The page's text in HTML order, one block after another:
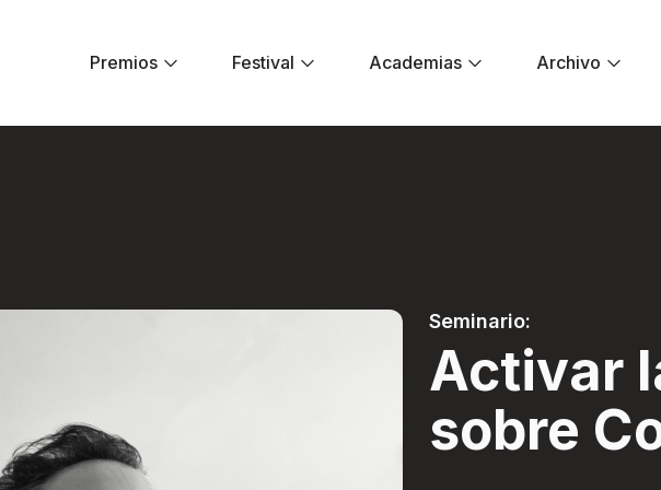
Premios
Festival Academias Archivo
Seminario:
Activar
sobre